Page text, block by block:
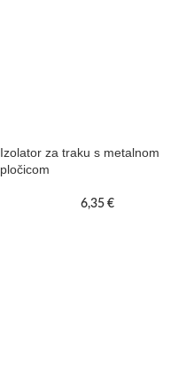
Izolator za traku s metalnom
pločicom
6,35 €